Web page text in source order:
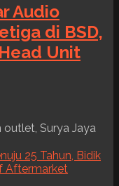
Audio
di BSD,
Unit
Surya Jaya